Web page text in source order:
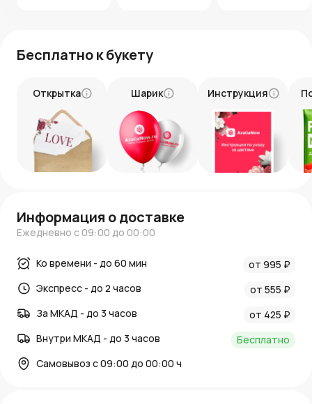
Бесплатно к букету
Открытка Шарик Инструкция
Информация о доставке
Ежедневно с 09:00 до 00:00
Ко времени - до 60 мин
от 995 ₽
Экспресс - до 2 часов
от 555 ₽
За МКАД - до 3 часов
от 425 ₽
Внутри МКАД - до 3 часов
Бесплатно
Самовывоз с 09:00 до 00:00 ч